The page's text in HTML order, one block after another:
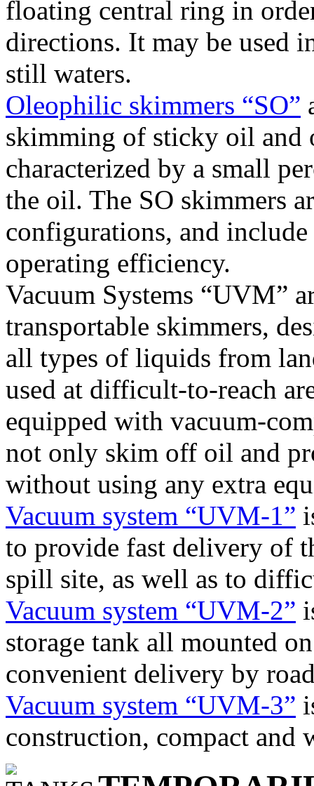
floating central ring in
directions. It may be used
still waters.
Oleophilic skimmers “SO”
skimming of sticky oil and
characterized by a small
the oil. The SO skimmers
configurations, and
operating efficiency.
Vacuum Systems “UVM”
transportable skimmers,
all types of liquids from
used at difficult-to-reach
equipped with vacuum-
not only skim off oil and
without using any extra
Vacuum system “UVM-1”
to provide fast delivery of
spill site, as well as to
Vacuum system “UVM-2”
storage tank all mounted
convenient delivery by
Vacuum system “UVM-3”
construction, compact and